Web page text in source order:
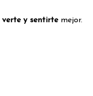
verte y sentirtemejor.